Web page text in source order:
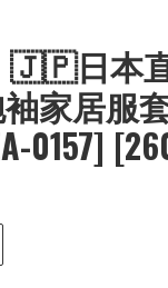
🇯🇵日本
家居服
0157]